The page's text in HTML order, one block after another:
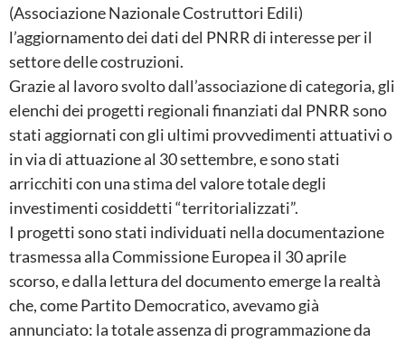
(Associazione Nazionale Costruttori Edili)
l’aggiornamento dei dati del PNRR di interesse per il
settore delle costruzioni.
Grazie al lavoro svolto dall’associazione di categoria, gli
elenchi dei progetti regionali finanziati dal PNRR sono
stati aggiornati con gli ultimi provvedimenti attuativi o
in via di attuazione al 30 settembre, e sono stati
arricchiti con una stima del valore totale degli
investimenti cosiddetti “territorializzati”.
I progetti sono stati individuati nella documentazione
trasmessa alla Commissione Europea il 30 aprile
scorso, e dalla lettura del documento emerge la realtà
che, come Partito Democratico, avevamo già
annunciato: la totale assenza di programmazione da